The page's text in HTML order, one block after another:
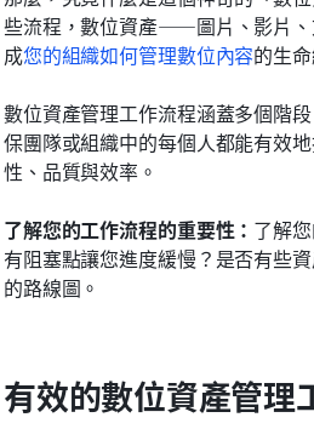
些流程，數位資產——圖片、影片
成您的組織如何管理數位內容的生命
數位資產管理工作流程涵蓋多個階
保團隊或組織中的每個人都能有效
性、品質與效率。
了解您的工作流程的重要性： 了解
有阻塞點讓您進度緩慢？是否有些
的路線圖。
有效的數位資產管理